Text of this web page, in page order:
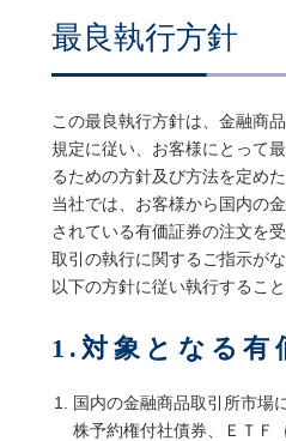
最良執行方針
この最良執行方針は、金融商
規定に従い、お客様にとって
るための方針及び方法を定めた
当社では、お客様から国内の
されている有価証券の注文を
取引の執行に関するご指示が
以下の方針に従い執行すること
1.対象となる有
国内の金融商品取引所市場
株予約権付社債券、ＥＴＦ